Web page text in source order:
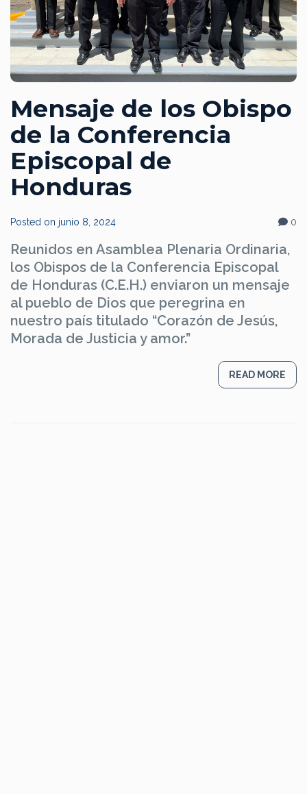
Mensaje de los Obispo
de la Conferencia
Episcopal de
Honduras
Posted on junio 8, 2024 0
Reunidos en Asamblea Plenaria Ordinaria,
los Obispos de la Conferencia Episcopal
de Honduras (C.E.H.) enviaron un mensaje
al pueblo de Dios que peregrina en
nuestro país titulado “Corazón de Jesús,
Morada de Justicia y amor.”
READ MORE